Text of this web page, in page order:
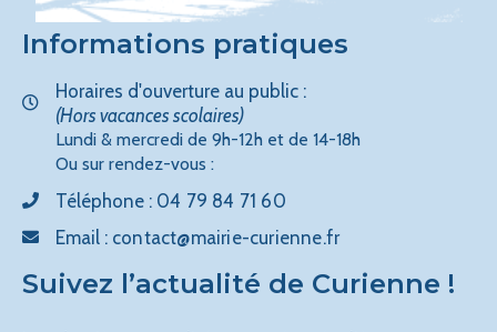
Informations pratiques
Horaires d'ouverture au public :
(Hors vacances scolaires)
Lundi & mercredi de 9h-12h et de 14-18h
Ou sur rendez-vous :
Téléphone : 04 79 84 71 60
Email : contact@mairie-curienne.fr
Suivez l’actualité de Curienne !